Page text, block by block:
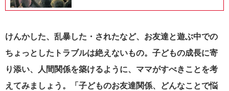
けんかした、乱暴した・されたなど、お友達と遊ぶ中での
ちょっとしたトラブルは絶えないもの。子どもの成長に寄
り添い、人間関係を築けるように、ママがすべきことを考
えてみましょう。「子どものお友達関係、どんなことで悩